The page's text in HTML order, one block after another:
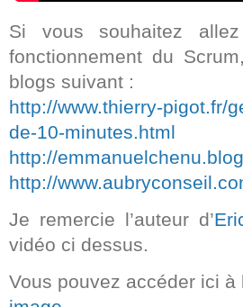
Si vous souhaitez
fonctionnement du
blogs suivant :
http://www.thierry-pigot.fr/
de-10-minutes.html
http://
http://
Je remercie l’auteur d’
vidéo ci dessus.
Vous pouvez accéder ici à